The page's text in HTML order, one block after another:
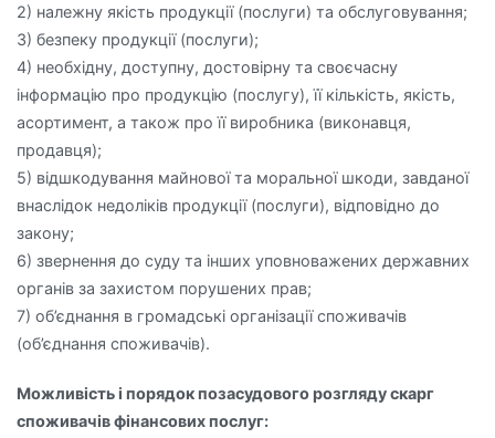
2) належну якість продукції (послуги) та обслуговування;
3) безпеку продукції (послуги);
4) необхідну, доступну, достовірну та своєчасну
інформацію про продукцію (послугу), її кількість, якість,
асортимент, а також про її виробника (виконавця,
продавця);
5) відшкодування майнової та моральної шкоди, завданої
внаслідок недоліків продукції (послуги), відповідно до
закону;
6) звернення до суду та інших уповноважених державних
органів за захистом порушених прав;
7) об’єднання в громадські організації споживачів
(об’єднання споживачів).
Можливість і порядок позасудового розгляду скарг
споживачів фінансових послуг: